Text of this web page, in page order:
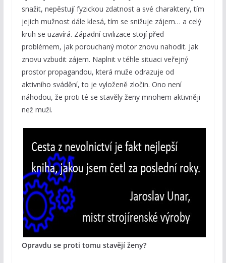
snažit, nepěstují fyzickou zdatnost a své charaktery, tím
jejich mužnost dále klesá, tím se snižuje zájem… a celý
kruh se uzavírá. Západní civilizace stojí před
problémem, jak porouchaný motor znovu nahodit. Jak
znovu vzbudit zájem. Naplnit v téhle situaci veřejný
prostor propagandou, která muže odrazuje od
aktivního svádění, to je vyloženě zločin. Ono není
náhodou, že proti té se stavěly ženy mnohem aktivněji
než muži.
Opravdu se proti tomu stavějí ženy?